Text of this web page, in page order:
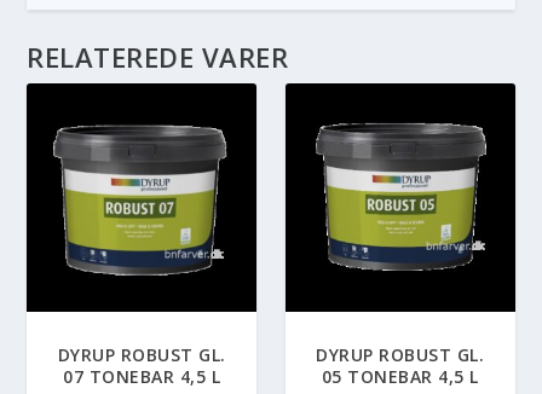
RELATEREDE VARER
DYRUP ROBUST GL.
07 TONEBAR 4,5 L
DYRUP ROBUST GL.
05 TONEBAR 4,5 L